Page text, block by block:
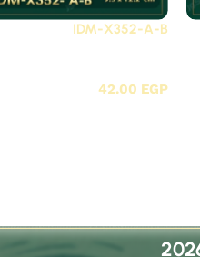
IDM-X352-A-B
42.00 EGP